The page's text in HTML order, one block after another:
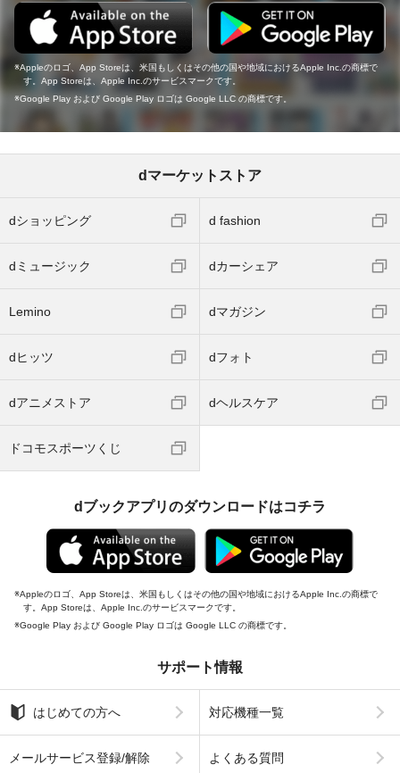
Appleのロゴ、App Storeは、米国もしくはその他の国や地域におけるApple Inc.の商標で
す。App Storeは、Apple Inc.のサービスマークです。
Google Play および Google Play ロゴは Google LLC の商標です。
dマーケットストア
dショッピング d fashion
dミュージック dカーシェア
Lemino dマガジン
dヒッツ dフォト
dアニメストア dヘルスケア
ドコモスポーツくじ
dブックアプリのダウンロードはコチラ
Appleのロゴ、App Storeは、米国もしくはその他の国や地域におけるApple Inc.の商標で
す。App Storeは、Apple Inc.のサービスマークです。
Google Play および Google Play ロゴは Google LLC の商標です。
サポート情報
はじめての方へ 対応機種一覧
メールサービス登録/解除 よくある質問